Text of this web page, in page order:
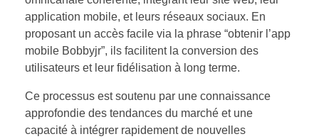
application mobile, et leurs réseaux sociaux. En
proposant un accès facile via la phrase “obtenir l’app
mobile Bobbyjr”, ils facilitent la conversion des
utilisateurs et leur fidélisation à long terme.
Ce processus est soutenu par une connaissance
approfondie des tendances du marché et une
capacité à intégrer rapidement de nouvelles